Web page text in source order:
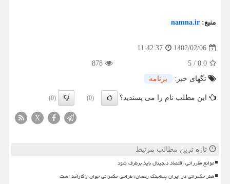
منبع: namna.ir
1402/02/06
11:42:37
0.0
/
5
878
تگهای خبر:
برنامه
این مطلب نام را می پسندید؟ (0)
(0)
X
تازه ترین مطالب مرتبط
موانع مقرراتی اقتصاد دیجیتال باید برطرف شود
هنر حکمرانی در ایران پساجنگ رمضان، طراحی حکمرانی جوان و کارآمد است